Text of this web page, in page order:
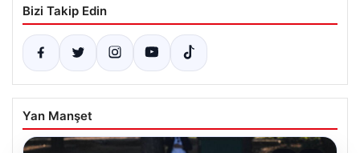
Bizi Takip Edin
Yan Manşet